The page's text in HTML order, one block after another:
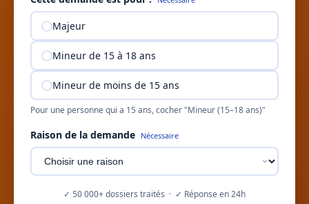
Majeur
Mineur de 15 à 18 ans
Mineur de moins de 15 ans
Pour une personne qui a 15 ans, cocher "Mineur (15–18 ans)"
Raison de la demande Nécessaire
✓ 50 000+ dossiers traités · ✓ Réponse en 24h